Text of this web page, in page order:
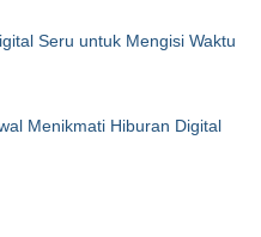
Seru untuk Mengisi Waktu
Menikmati Hiburan Digital